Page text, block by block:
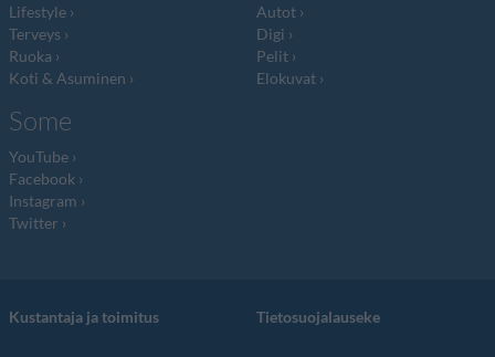
Lifestyle
Terveys
Ruoka
Koti & Asuminen
Autot
Digi
Pelit
Elokuvat
Some
YouTube
Facebook
Instagram
Twitter
Kustantaja ja toimitus Tietosuojalauseke